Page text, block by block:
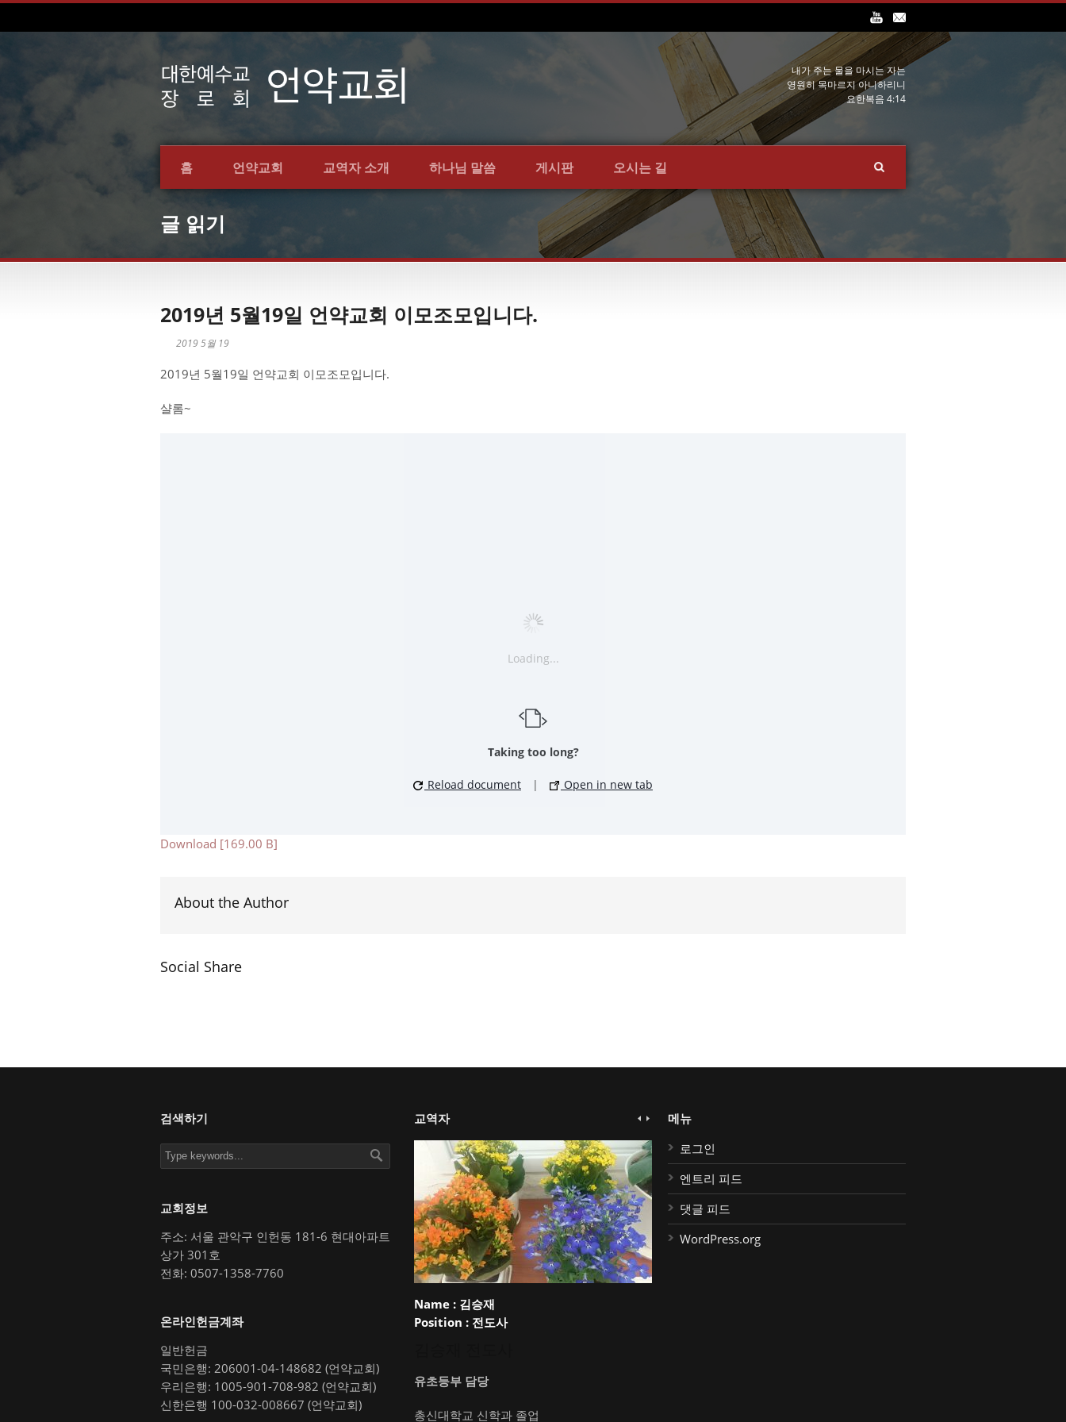
내가 주는 물을 마시는 자는
영원히 목마르지 아니하리니
요한복음 4:14
홈 언약교회 교역자 소개 하나님 말씀 게시판 오시는 길
글 읽기
2019년 5월19일 언약교회 이모조모입니다.
2019 5월 19
2019년 5월19일 언약교회 이모조모입니다.
샬롬~
Loading...
Taking too long?
Reload document | Open in new tab
Download [169.00 B]
About the Author
Social Share
검색하기
교회정보
주소: 서울 관악구 인헌동 181-6 현대아파트
상가 301호
전화: 0507-1358-7760
온라인헌금계좌
일반헌금
국민은행: 206001-04-148682 (언약교회)
우리은행: 1005-901-708-982 (언약교회)
신한은행 100-032-008667 (언약교회)
교역자
Name :김승재
Position :전도사
유초등부 담당
총신대학교 신학과 졸업
메뉴
로그인
엔트리 피드
댓글 피드
WordPress.org